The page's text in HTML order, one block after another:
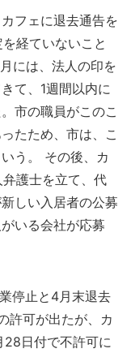
フェに退去通告を
経ていないこと
には、法人の印を
て、1週間以内に
市の職員がこのこ
たため、市は、こ
う。 その後、カ
護士を立て、代
しい入居者の公募
いる会社が応募
停止と4月末退去
許可が出たが、カ
28日付で不許可に